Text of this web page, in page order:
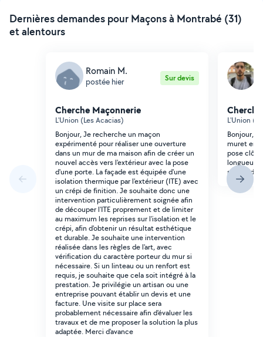
Dernières demandes pour Maçons à Montrabé (31)
et alentours
Romain M.
postée hier Sur devis
Cherche Maçonnerie
L'Union (Les Acacias)
Bonjour, Je recherche un maçon
expérimenté pour réaliser une ouverture
dans un mur de ma maison afin de créer un
nouvel accès vers l'extérieur avec la pose
d'une porte. La façade est équipée d'une
isolation thermique par l'extérieur (ITE) avec
un crépi de finition. Je souhaite donc une
intervention particulièrement soignée afin
de découper l'ITE proprement et de limiter
au maximum les reprises sur l'isolation et le
crépi, afin d'obtenir un résultat esthétique
et durable. Je souhaite une intervention
réalisée dans les règles de l'art, avec
vérification du caractère porteur du mur si
nécessaire. Si un linteau ou un renfort est
requis, je souhaite que cela soit intégré à la
prestation. Je privilégie un artisan ou une
entreprise pouvant établir un devis et une
facture. Une visite sur place sera
probablement nécessaire afin d'évaluer les
travaux et de me proposer la solution la plus
adaptée. Merci d'avance
L'Union
Bonjour,
muret en
pose
longueur
sur 1m de